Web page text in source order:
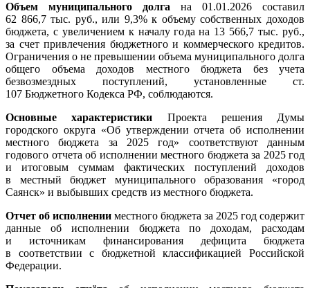
Объем муниципального долга на 01.01.2026 составил
62 866,7 тыс. руб., или 9,3% к объему собственных доходов
бюджета, с увеличением к началу года на 13 566,7 тыс. руб.,
за счет привлечения бюджетного и коммерческого кредитов.
Ограничения о не превышении объема муниципального долга
общего объема доходов местного бюджета без учета
безвозмездных поступлений, установленные ст.
107 Бюджетного Кодекса РФ, соблюдаются.
Основные характеристики Проекта решения Думы
городского округа «Об утверждении отчета об исполнении
местного бюджета за 2025 год» соответствуют данным
годового отчета об исполнении местного бюджета за 2025 год
и итоговым суммам фактических поступлений доходов
в местный бюджет муниципального образования «город
Саянск» и выбывших средств из местного бюджета.
Отчет об исполнении местного бюджета за 2025 год содержит
данные об исполнении бюджета по доходам, расходам
и источникам финансирования дефицита бюджета
в соответствии с бюджетной классификацией Российской
Федерации.